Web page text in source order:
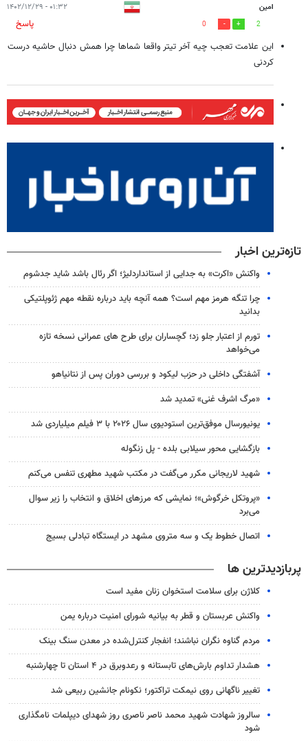
امین ۰۱:۳۲ - ۱۴۰۲/۱۲/۲۹
2
0
پاسخ
این علامت تعجب چیه آخر تیتر واقعا شماها چرا همش دنبال حاشیه درست
کردنی
تازه‌ترین اخبار
واکنش «اکرت» به جدایی از استانداردلیژ؛ اگر رئال باشد شاید جدشوم
چرا تنگه هرمز مهم است؟ همه آنچه باید درباره نقطه مهم ژئوپلتیکی
بدانید
تورم از اعتبار جلو زد؛ گچساران برای طرح های عمرانی نسخه تازه
می‌خواهد
آشفتگی داخلی در حزب لیکود و بررسی دوران پس از نتانیاهو
«مرگ اشرف غنی» تمدید شد
یونیورسال موفق‌ترین استودیوی سال ۲۰۲۶ با ۳ فیلم میلیاردی شد
بازگشایی محور سیلابی بلده - پل زنگوله
شهید لاریجانی مکرر می‌گفت در مکتب شهید مطهری تنفس می‌کنم
«پروتکل خرگوش»؛ نمایشی که مرزهای اخلاق و انتخاب را زیر سوال
می‌برد
اتصال خطوط یک و سه متروی مشهد در ایستگاه تبادلی بسیج
پربازدیدترین ها
کلاژن برای سلامت استخوان زنان مفید است
واکنش عربستان و قطر به بیانیه شورای امنیت درباره یمن
مردم گناوه نگران نباشند؛ انفجار کنترل‌شده در معدن سنگ بینک
هشدار تداوم بارش‌های تابستانه و رعدوبرق در ۴ استان تا چهارشنبه
تغییر ناگهانی روی نیمکت تراکتور؛ نکونام جانشین ربیعی شد
سالروز شهادت شهید محمد ناصر ناصری روز شهدای دیپلمات نامگذاری
شود